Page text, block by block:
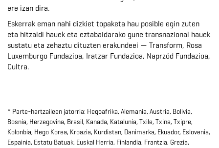
ere izan dira.
Eskerrak eman nahi dizkiet topaketa hau posible egin zuten
eta hitzaldi hauek eta eztabaidarako gune transnazional hauek
sustatu eta zehaztu dituzten erakundeei — Transform, Rosa
Luxemburgo Fundazioa, Iratzar Fundazioa, Naprzód Fundazioa,
Cultra.
* Parte-hartzaileen jatorria: Hegoafrika, Alemania, Austria, Bolivia,
Bosnia, Herzegovina, Brasil, Kanada, Katalunia, Txile, Txina, Txipre,
Kolonbia, Hego Korea, Kroazia, Kurdistan, Danimarka, Ekuador, Eslovenia,
Espainia, Estatu Batuak, Euskal Herria, Finlandia, Frantzia, Grezia,